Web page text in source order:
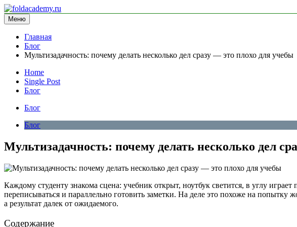
Перейти
к
содержимому
foldacademy.ru
информационный сайт
Меню
Главная
Блог
Мультизадачность: почему делать несколько дел сразу — это плохо для учебы
Home
Single Post
Блог
Блог
Блог
Мультизадачность: почему делать несколько дел
Каждому студенту знакома сцена: учебник открыт, ноутбук светится, в углу
переписываться и параллельно готовить заметки. На деле это похоже на
а результат далек от ожидаемого.
Содержание